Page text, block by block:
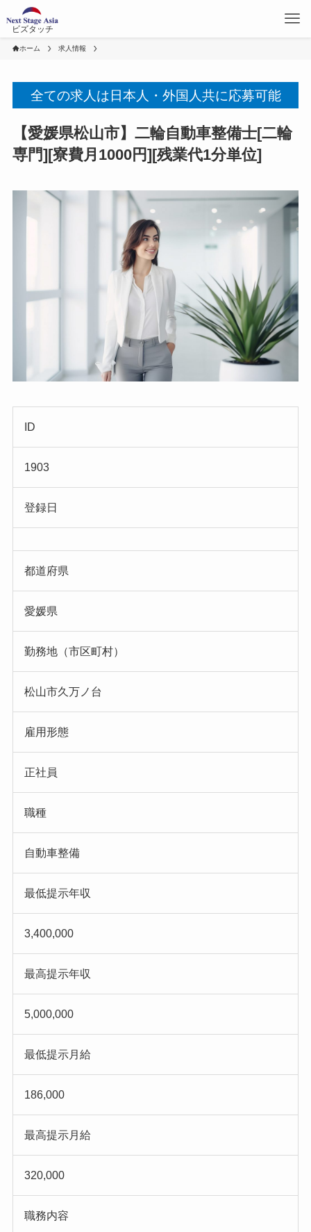
ビズタッチ
ホーム 求人情報
全ての求人は日本人・外国人共に応募可能
【愛媛県松山市】二輪自動車整備士[二輪
専門][寮費月1000円][残業代1分単位]
ID
1903
登録日
都道府県
愛媛県
勤務地（市区町村）
松山市久万ノ台
雇用形態
正社員
職種
自動車整備
最低提示年収
3,400,000
最高提示年収
5,000,000
最低提示月給
186,000
最高提示月給
320,000
職務内容